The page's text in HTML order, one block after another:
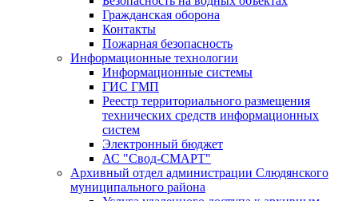
Гражданская оборона
Контакты
Пожарная безопасность
Информационные технологии
Информационные системы
ГИС ГМП
Реестр территориального размещения
технических средств информационных
систем
Электронный бюджет
АС "Свод-СМАРТ"
Архивный отдел администрации Слюдянского
муниципального района